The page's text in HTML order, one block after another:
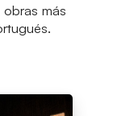
más